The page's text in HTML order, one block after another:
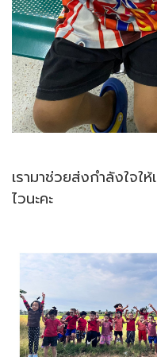
เรามาช่วยส่งกำลังใจใ
ไวนะคะ